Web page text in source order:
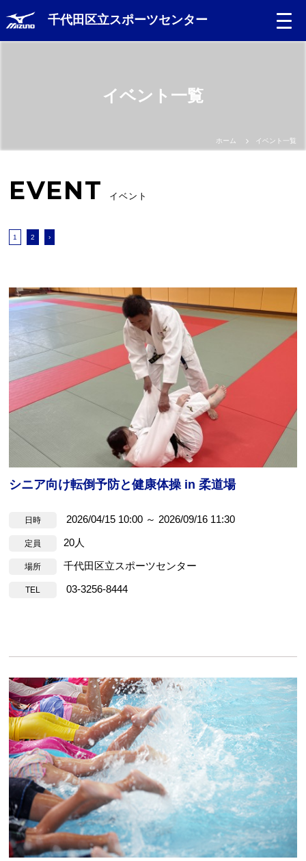
千代田区立スポーツセンター
日本語
お問合せフォーム
すぽすたちよだ施設予約システム
イベント一覧
ホーム イベント一覧
EVENT イベント
1 2 ›
シニア向け転倒予防と健康体操 in 柔道場
日時 2026/04/15 10:00 ～ 2026/09/16 11:30
定員 20人
場所 千代田区立スポーツセンター
TEL 03-3256-8444